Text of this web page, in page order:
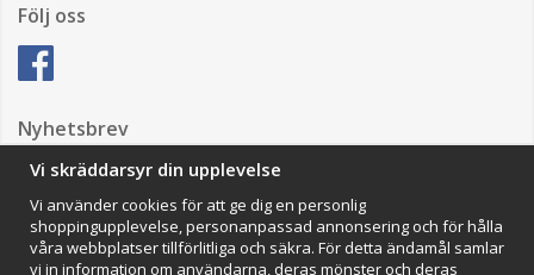
Följ oss
Nyhetsbrev
Impressum
Vi skräddarsyr din upplevelse
Vi använder cookies för att ge dig en personlig
shoppingupplevelse, personanpassad annonsering och för hålla
våra webbplatser tillförlitliga och säkra. För detta ändamål samlar
vi in information om användarna, deras mönster och deras